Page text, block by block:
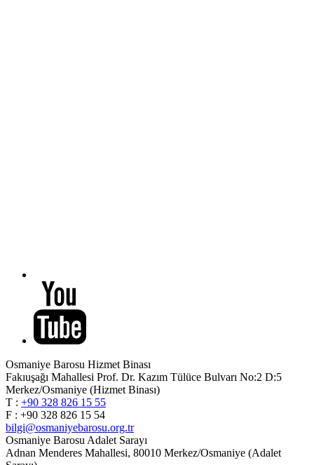
Osmaniye Barosu Hizmet Binası
Fakıuşağı Mahallesi Prof. Dr. Kazım Tülüce Bulvarı No:2 D:5
Merkez/Osmaniye (Hizmet Binası)
T : +90 328 826 15 55
F : +90 328 826 15 54
bilgi@osmaniyebarosu.org.tr
Osmaniye Barosu Adalet Sarayı
Adnan Menderes Mahallesi, 80010 Merkez/Osmaniye (Adalet